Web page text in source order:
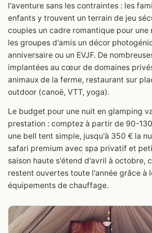
l'aventure sans les contraintes : les
enfants y trouvent un terrain de jeu
couples un cadre romantique pour une
les groupes d'amis un décor
anniversaire ou un EVJF. De
implantées au cœur de domaines
animaux de la ferme, restaurant sur
outdoor (canoë, VTT, yoga).
Le budget pour une nuit en glamping
prestation : comptez à partir de 90-
une bell tent simple, jusqu'à 350 € la
safari premium avec spa privatif et
saison haute s'étend d'avril à octobre,
restent ouvertes toute l'année grâce à
équipements de chauffage.